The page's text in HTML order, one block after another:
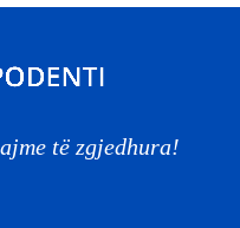
të zgjedhura!